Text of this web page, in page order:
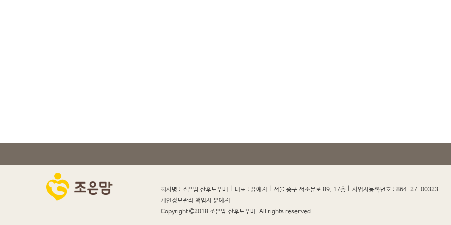
회사명 : 조은맘 산후도우미 대표 : 윤예지 서울 중구 서소문로 89, 17층 사업자등록번호 : 864-27-00323
개인정보관리 책임자 윤예지
Copyright
2018 조은맘 산후도우미. All rights reserved.